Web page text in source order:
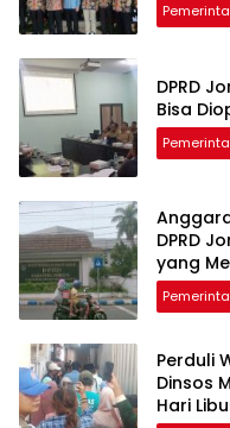
DPRD
Bisa
DPRD
yang
Perduli
Dinsos
Hari